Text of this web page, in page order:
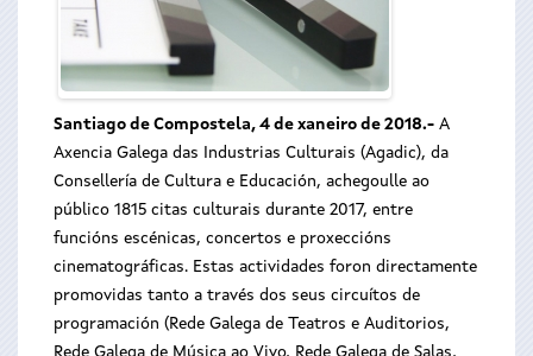
Santiago de Compostela, 4 de xaneiro de 2018.- A
Axencia Galega das Industrias Culturais (Agadic), da
Consellería de Cultura e Educación, achegoulle ao
público 1815 citas culturais durante 2017, entre
funcións escénicas, concertos e proxeccións
cinematográficas. Estas actividades foron directamente
promovidas tanto a través dos seus circuítos de
programación (Rede Galega de Teatros e Auditorios,
Rede Galega de Música ao Vivo, Rede Galega de Salas,